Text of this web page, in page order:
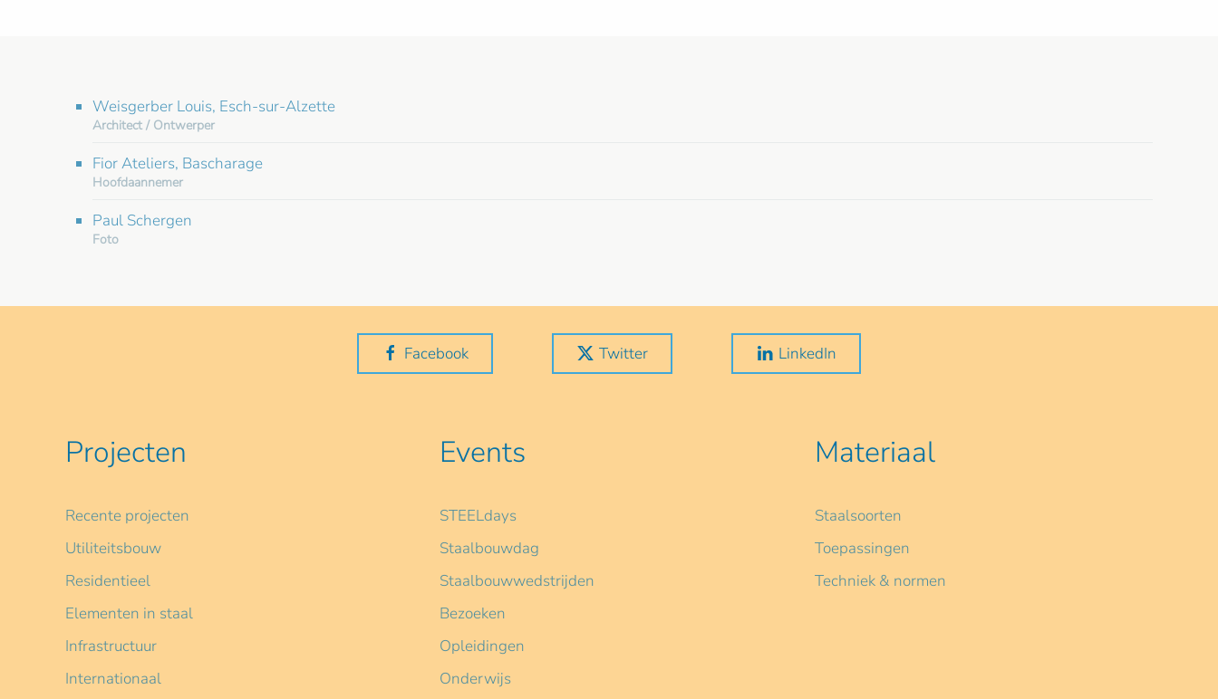
Weisgerber Louis, Esch-sur-Alzette
Architect / Ontwerper
Fior Ateliers, Bascharage
Hoofdaannemer
Paul Schergen
Foto
Facebook Twitter LinkedIn
Projecten
Recente projecten
Utiliteitsbouw
Residentieel
Elementen in staal
Infrastructuur
Internationaal
Events
STEELdays
Staalbouwdag
Staalbouwwedstrijden
Bezoeken
Opleidingen
Onderwijs
Materiaal
Staalsoorten
Toepassingen
Techniek & normen